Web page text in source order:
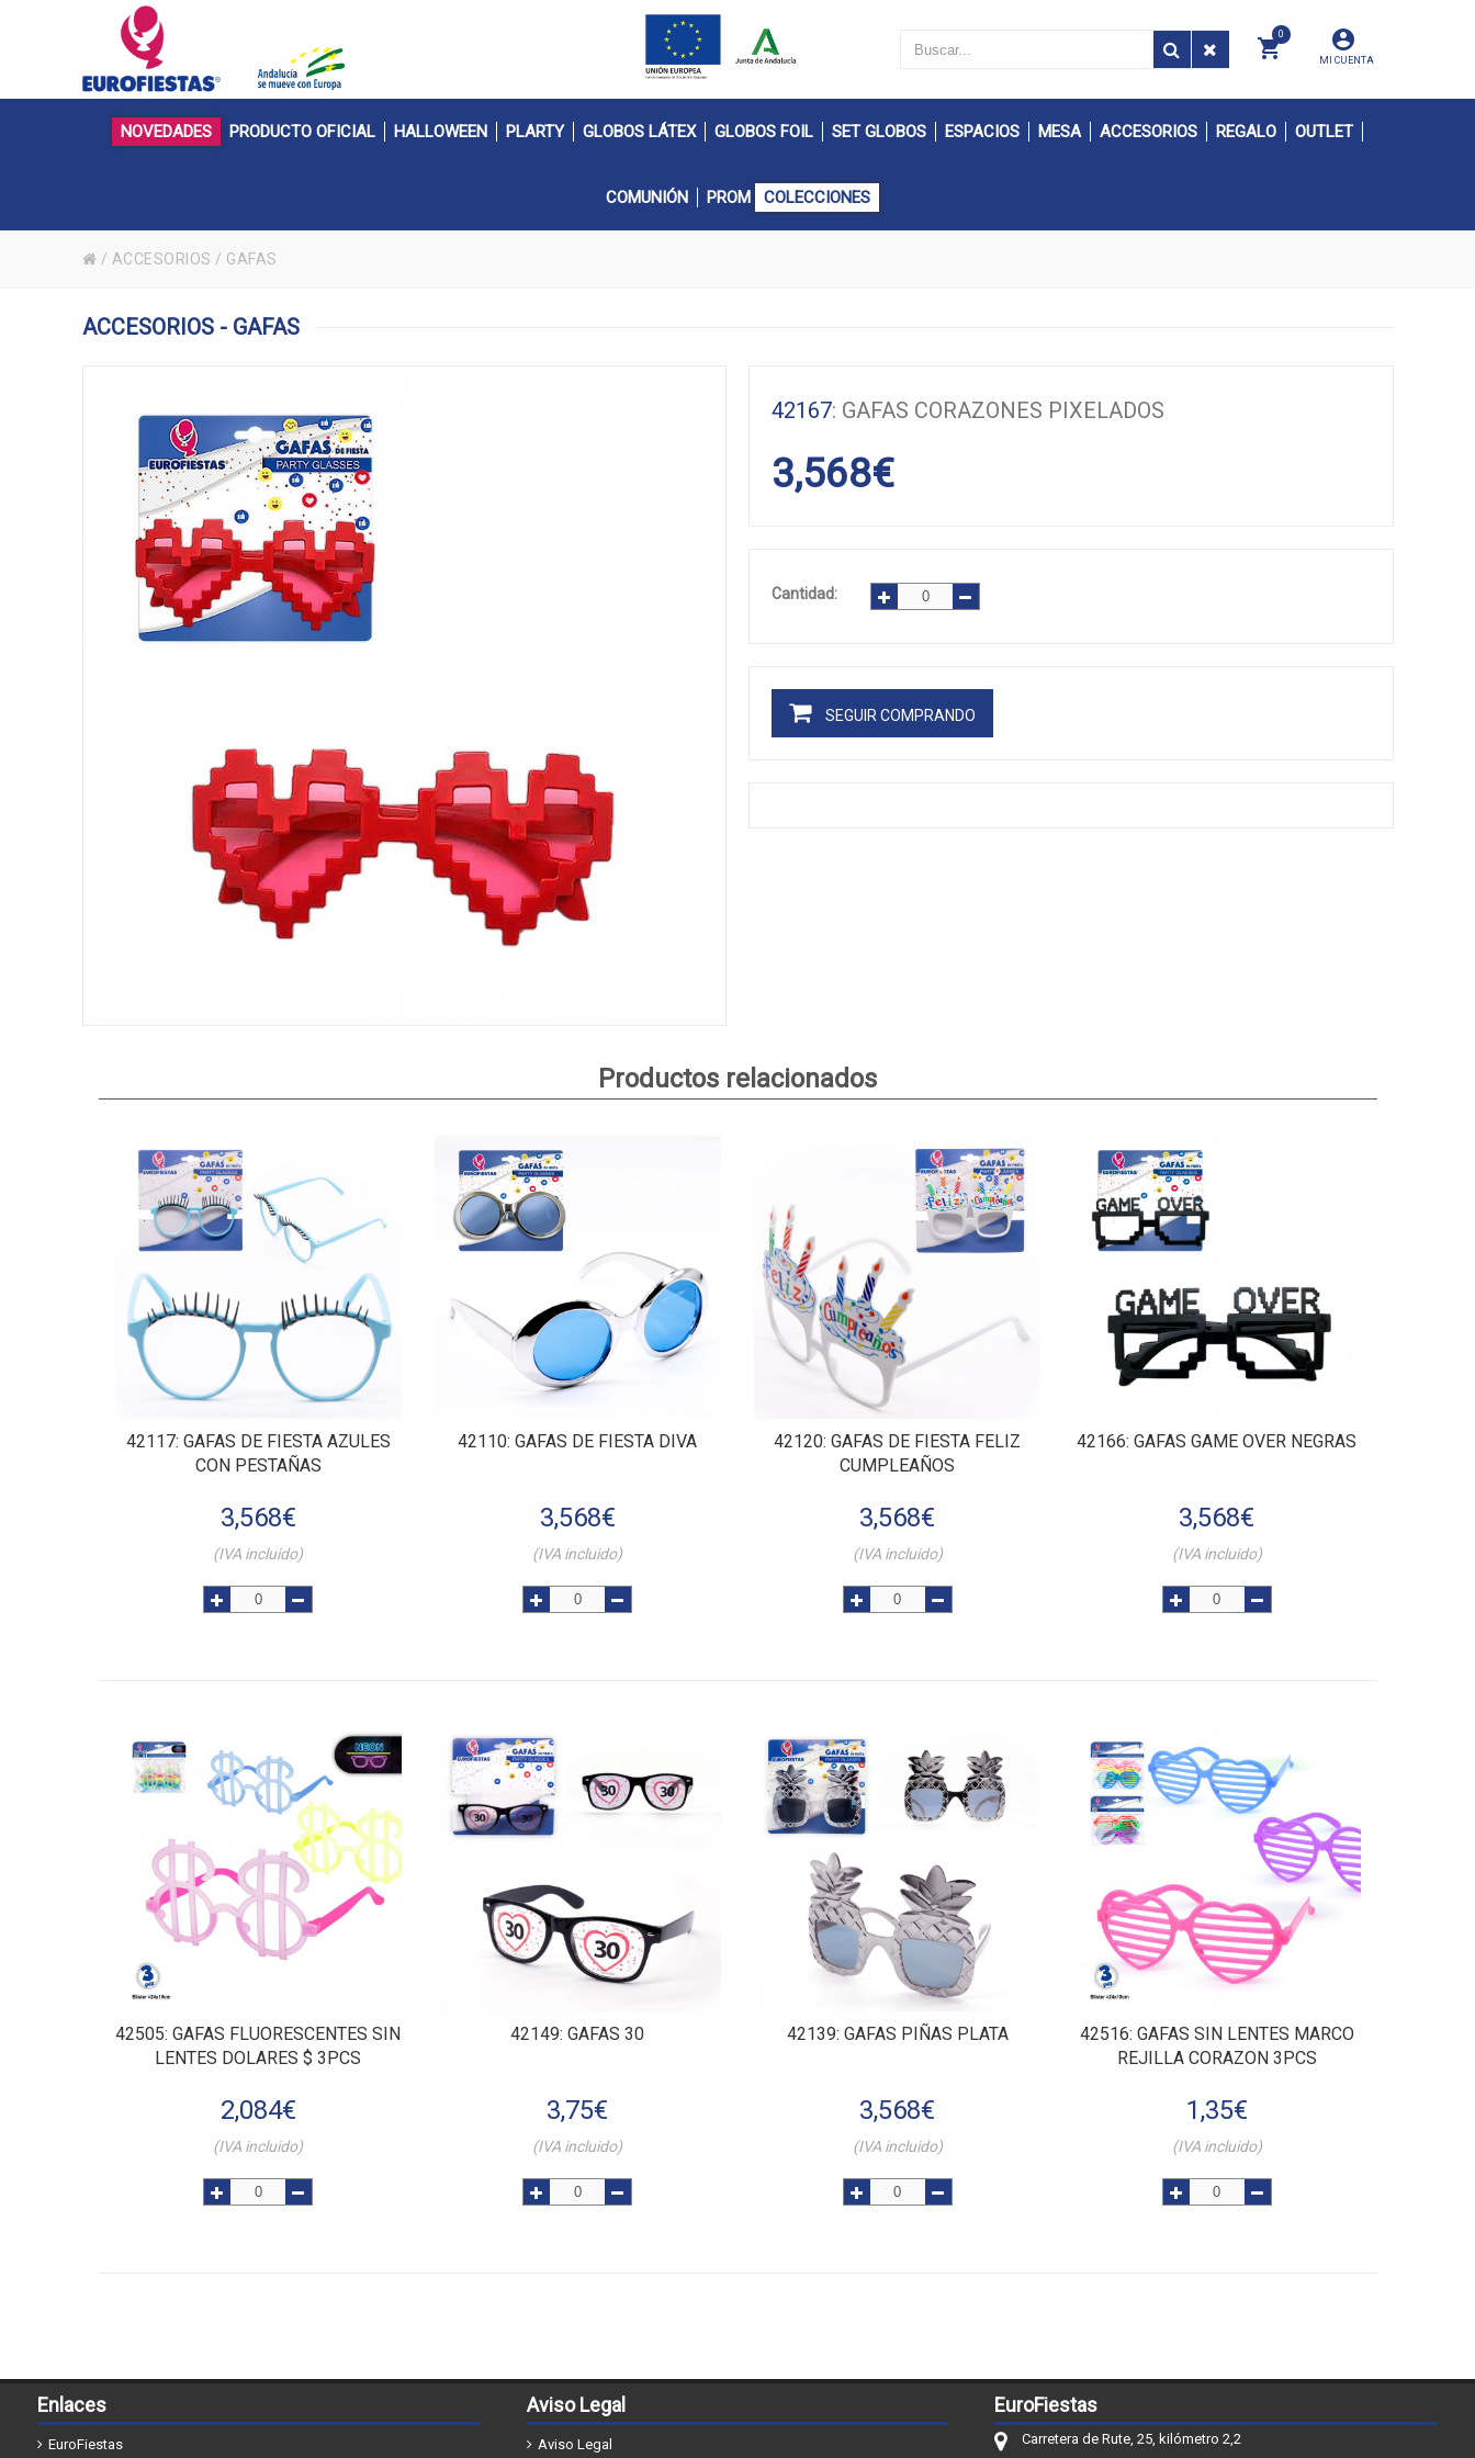
MI CUENTA
0
NOVEDADES PRODUCTO OFICIAL HALLOWEEN PLARTY GLOBOS LÁTEX GLOBOS FOIL SET GLOBOS ESPACIOS MESA ACCESORIOS REGALO OUTLET
COMUNIÓN PROM COLECCIONES
/ ACCESORIOS / GAFAS
ACCESORIOS - GAFAS
42167: GAFAS CORAZONES PIXELADOS
3,568€
Cantidad:
SEGUIR COMPRANDO
Productos relacionados
42117: GAFAS DE FIESTA AZULES
CON PESTAÑAS
3,568€
(IVA incluido)
42110: GAFAS DE FIESTA DIVA
3,568€
(IVA incluido)
42120: GAFAS DE FIESTA FELIZ
CUMPLEAÑOS
3,568€
(IVA incluido)
42166: GAFAS GAME OVER NEGRAS
3,568€
(IVA incluido)
42505: GAFAS FLUORESCENTES SIN
LENTES DOLARES $ 3PCS
2,084€
(IVA incluido)
42149: GAFAS 30
3,75€
(IVA incluido)
42139: GAFAS PIÑAS PLATA
3,568€
(IVA incluido)
42516: GAFAS SIN LENTES MARCO
REJILLA CORAZON 3PCS
1,35€
(IVA incluido)
Enlaces
EuroFiestas
Aviso Legal
Aviso Legal
EuroFiestas
Carretera de Rute, 25, kilómetro 2,2